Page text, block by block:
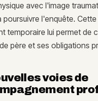
avec l'image
poursuivre l'enquête.
temporaire lui permet de
père et ses obligations
voies de